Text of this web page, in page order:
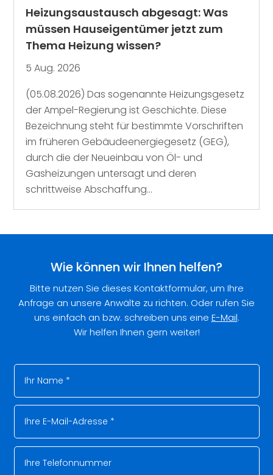
Heizungsaustausch abgesagt: Was
müssen Hauseigentümer jetzt zum
Thema Heizung wissen?
5 Aug. 2026
(05.08.2026) Das sogenannte Heizungsgesetz
der Ampel-Regierung ist Geschichte. Diese
Bezeichnung steht für bestimmte Vorschriften
im früheren Gebäudeenergiegesetz (GEG),
durch die der Neueinbau von Öl- und
Gasheizungen untersagt und deren
schrittweise Abschaffung...
Wie können wir Ihnen helfen?
Bitte nutzen Sie dieses Kontaktformular, um Ihre
Anfrage an unsere Anwälte zu richten. Oder rufen Sie
uns einfach an bzw. schreiben uns eine E-Mail.
Wir helfen Ihnen gern weiter!